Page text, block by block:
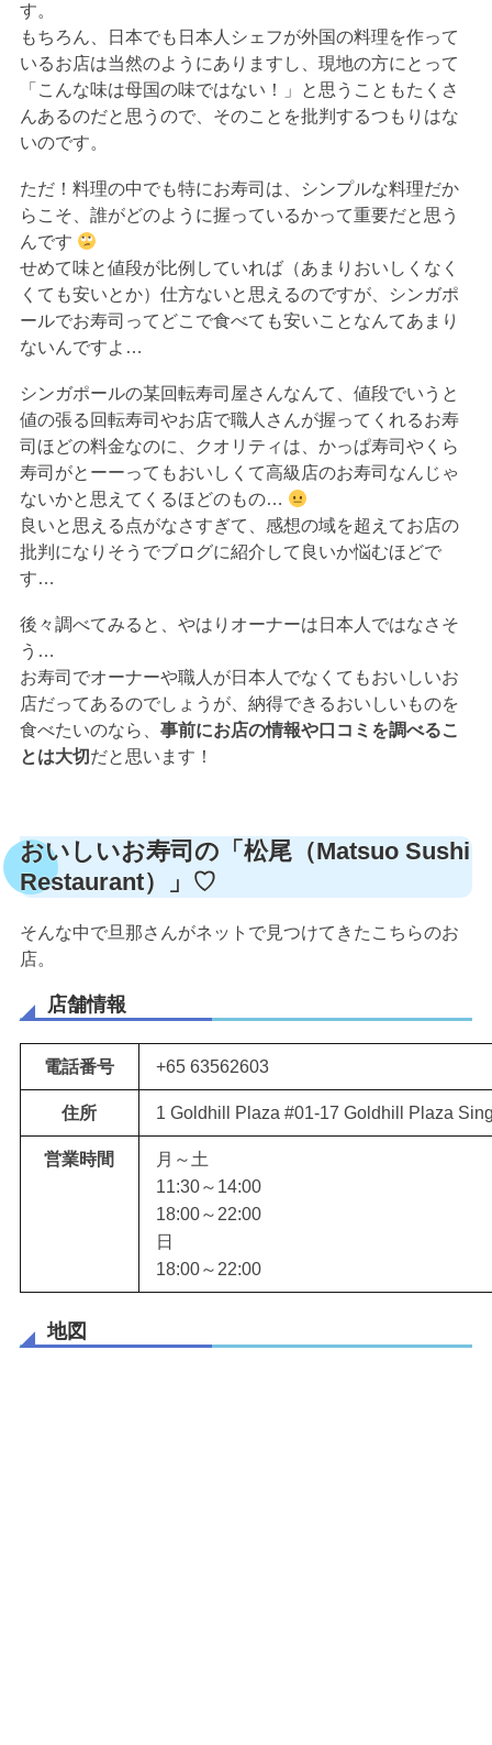
す。
もちろん、日本でも日本人シェフが外国の料理を作って
いるお店は当然のようにありますし、現地の方にとって
「こんな味は母国の味ではない！」と思うこともたくさ
んあるのだと思うので、そのことを批判するつもりはな
いのです。
ただ！料理の中でも特にお寿司は、シンプルな料理だか
らこそ、誰がどのように握っているかって重要だと思う
んです
せめて味と値段が比例していれば（あまりおいしくなく
くても安いとか）仕方ないと思えるのですが、シンガポ
ールでお寿司ってどこで食べても安いことなんてあまり
ないんですよ…
シンガポールの某回転寿司屋さんなんて、値段でいうと
値の張る回転寿司やお店で職人さんが握ってくれるお寿
司ほどの料金なのに、クオリティは、かっぱ寿司やくら
寿司がとーーってもおいしくて高級店のお寿司なんじゃ
ないかと思えてくるほどのもの…
良いと思える点がなさすぎて、感想の域を超えてお店の
批判になりそうでブログに紹介して良いか悩むほどで
す…
後々調べてみると、やはりオーナーは日本人ではなさそ
う…
お寿司でオーナーや職人が日本人でなくてもおいしいお
店だってあるのでしょうが、納得できるおいしいものを
食べたいのなら、 事前にお店の情報や口コミを調べるこ
とは大切 だと思います！
おいしいお寿司の「松尾（Matsuo Sushi
Restaurant）」♡
そんな中で旦那さんがネットで見つけてきたこちらのお
店。
店舗情報
電話番号 +65 63562603
住所 1 Goldhill Plaza #01-17 Goldhill Plaza
営業時間
月～土
11:30～14:00
18:00～22:00
日
18:00～22:00
地図